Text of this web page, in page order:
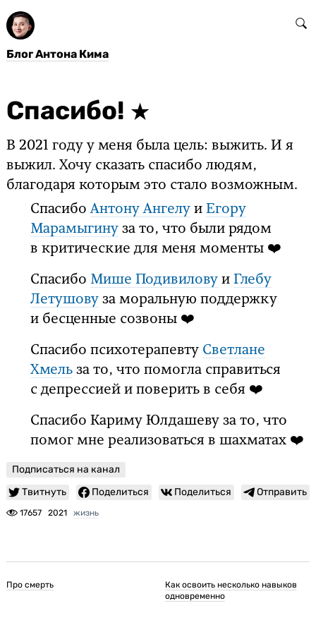
Блог Антона Кима
Спасибо!
В 2021 году у меня была цель: выжить. И я
выжил. Хочу сказать спасибо людям,
благодаря которым это стало возможным.
СпасибоАнтону Ангелу иЕгору
Марамыгину за то, что были рядом
в критические для меня моменты ❤️
Спасибо Мише Подивилову иГлебу
Летушову за моральную поддержку
и бесценные созвоны ❤️
Спасибо психотерапевту Светлане
Хмель за то, что помогла справиться
с депрессией и поверить в себя ❤️
Спасибо Кариму Юлдашеву за то, что
помог мне реализоваться в шахматах ❤️
Подписаться на канал
Твитнуть
Поделиться Поделиться Отправить
17657 2021 жизнь
Про смерть
Как освоить несколько навыков
одновременно